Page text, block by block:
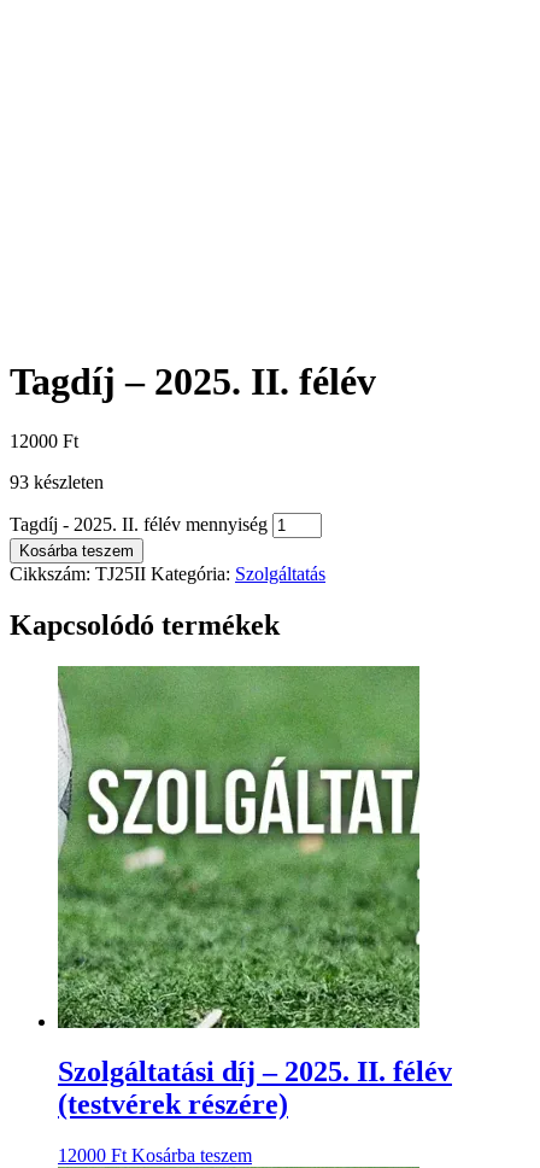
Tagdíj – 2025. II. félév
12000 Ft
93 készleten
Tagdíj - 2025. II. félév mennyiség
Kosárba teszem
Cikkszám: TJ25II Kategória: Szolgáltatás
Kapcsolódó termékek
Szolgáltatási díj – 2025. II. félév
(testvérek részére)
12000 Ft Kosárba teszem